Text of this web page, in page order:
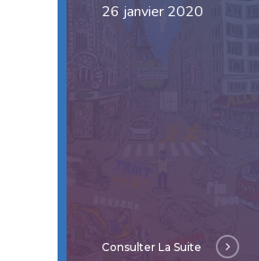
26 janvier 2020
Consulter La Suite